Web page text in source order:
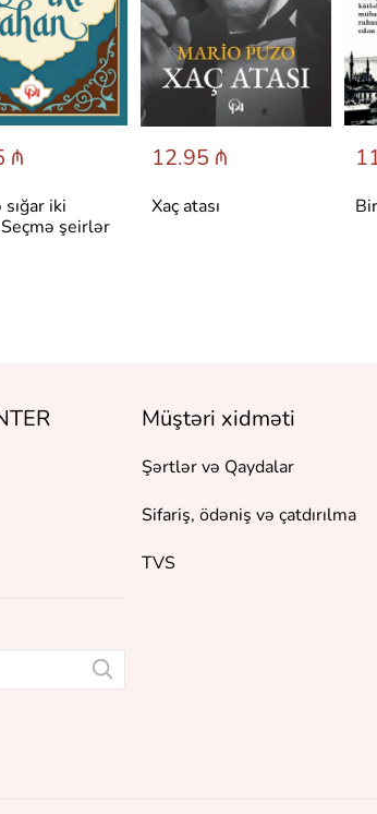
₼
iki
şeirlər
12.95 ₼
Xaç atası
Müştəri xidməti
Şərtlər və Qaydalar
Sifariş, ödəniş və çatdırılma
TVS